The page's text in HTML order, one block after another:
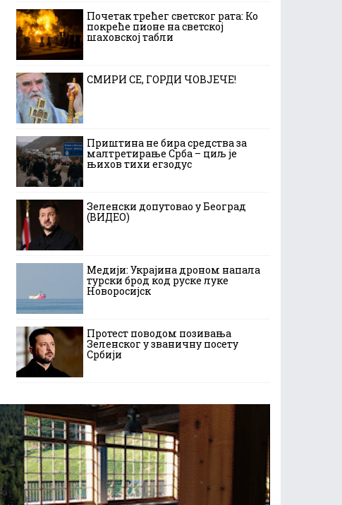
Почетак трећег светског рата: Ко
покреће пионе на светској
шаховској табли
СМИРИ СЕ, ГОРДИ ЧОВЈЕЧЕ!
Приштина не бира средства за
малтретирање Срба – циљ је
њихов тихи егзодус
Зеленски допутовао у Београд
(ВИДЕО)
Медији: Украјина дроном напала
турски брод код руске луке
Новоросијск
Протест поводом позивања
Зеленског у званичну посету
Србији